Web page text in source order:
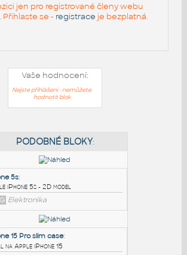
jen pro registrované členy webu
Přihlaste se - registrace je bezplatná.
Vaše hodnocení:
Nejste přihlášeni - nemůžete
hodnotit blok
PODOBNÉ BLOKY